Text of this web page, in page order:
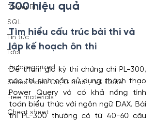
Power BI
SQL
Tin tức
Tool
Uncategorized
Series Video Git, Github – VS Code
Free materials
Cheat sheet
300 hiệu quả
Tìm hiểu cấu trúc bài thi và
lập kế hoạch ôn thi
Để tham gia kỳ thi chứng chỉ PL-300,
các thí sinh cần sử dụng thành thạo
Power Query và có khả năng tính
toán biểu thức với ngôn ngữ DAX. Bài
thi PL-300 thường có từ 40-60 câu